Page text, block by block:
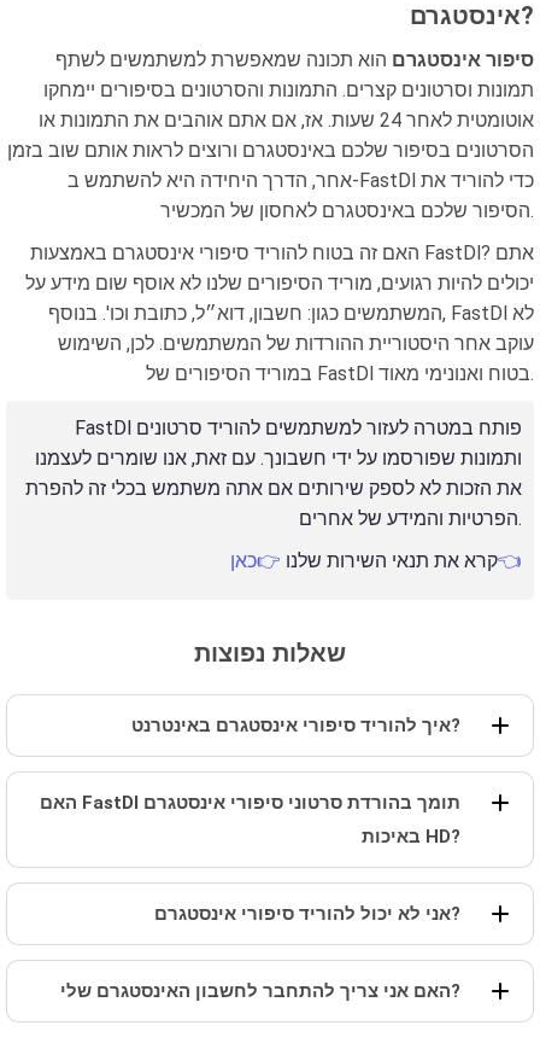
אינסטגרם?
סיפור אינסטגרם הוא תכונה שמאפשרת למשתמשים לשתף
תמונות וסרטונים קצרים. התמונות והסרטונים בסיפורים יימחקו
אוטומטית לאחר 24 שעות. אז, אם אתם אוהבים את התמונות או
הסרטונים בסיפור שלכם באינסטגרם ורוצים לראות אותם שוב בזמן
אחר, הדרך היחידה היא להשתמש ב-FastDl כדי להוריד את
הסיפור שלכם באינסטגרם לאחסון של המכשיר.
האם זה בטוח להוריד סיפורי אינסטגרם באמצעות FastDl? אתם
יכולים להיות רגועים, מוריד הסיפורים שלנו לא אוסף שום מידע על
המשתמשים כגון: חשבון, דוא״ל, כתובת וכו'. בנוסף, FastDl לא
עוקב אחר היסטוריית ההורדות של המשתמשים. לכן, השימוש
במוריד הסיפורים של FastDl בטוח ואנונימי מאוד.
FastDl פותח במטרה לעזור למשתמשים להוריד סרטונים
ותמונות שפורסמו על ידי חשבונך. עם זאת, אנו שומרים לעצמנו
את הזכות לא לספק שירותים אם אתה משתמש בכלי זה להפרת
הפרטיות והמידע של אחרים.
קרא את תנאי השירות שלנו👉כאן👈
שאלות נפוצות
איך להוריד סיפורי אינסטגרם באינטרנט?
האם FastDl תומך בהורדת סרטוני סיפורי אינסטגרם
באיכות HD?
אני לא יכול להוריד סיפורי אינסטגרם?
האם אני צריך להתחבר לחשבון האינסטגרם שלי?